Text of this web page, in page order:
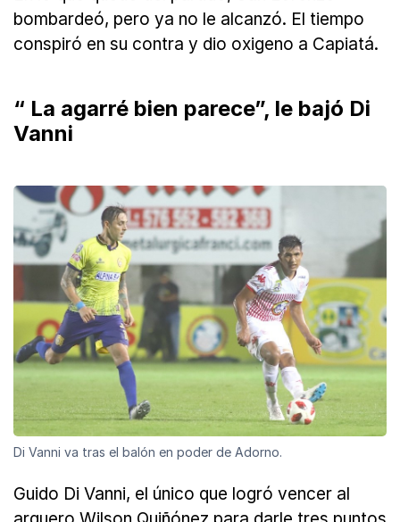
bombardeó, pero ya no le alcanzó. El tiempo
conspiró en su contra y dio oxigeno a Capiatá.
“ La agarré bien parece”, le bajó Di
Vanni
Di Vanni va tras el balón en poder de Adorno.
Guido Di Vanni, el único que logró vencer al